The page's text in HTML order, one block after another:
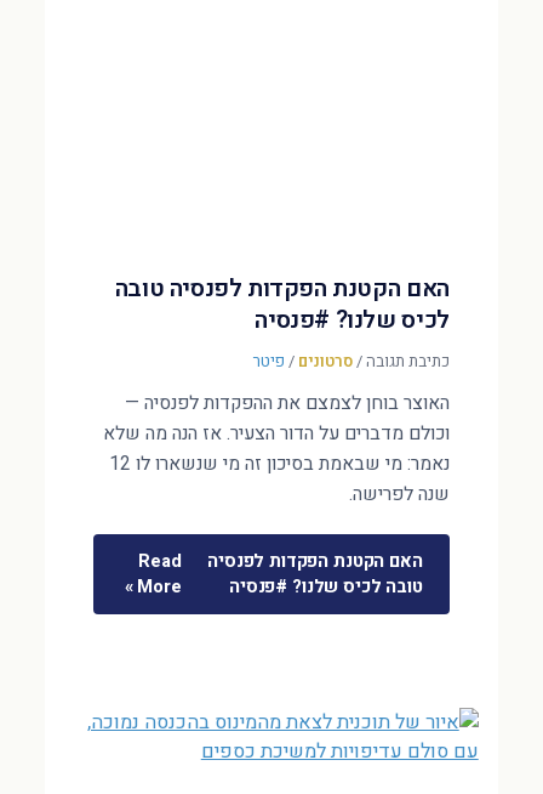
האם הקטנת הפקדות לפנסיה טובה
לכיס שלנו? #פנסיה
כתיבת תגובה/סרטונים / פיטר
האוצר בוחן לצמצם את ההפקדות לפנסיה —
וכולם מדברים על הדור הצעיר. אז הנה מה שלא
נאמר: מי שבאמת בסיכון זה מי שנשארו לו 12
שנה לפרישה.
האם הקטנת הפקדות לפנסיה
טובה לכיס שלנו? #פנסיה
Read
More »